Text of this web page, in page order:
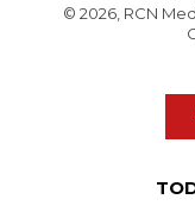
© 2026, RCN